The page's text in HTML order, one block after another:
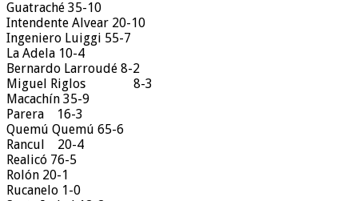
Guatraché 35-10
Intendente Alvear 20-10
Ingeniero Luiggi 55-7
La Adela 10-4
Bernardo Larroudé 8-2
Miguel Riglos 8-3
Macachín 35-9
Parera 16-3
Quemú Quemú 65-6
Rancul 20-4
Realicó 76-5
Rolón 20-1
Rucanelo 1-0